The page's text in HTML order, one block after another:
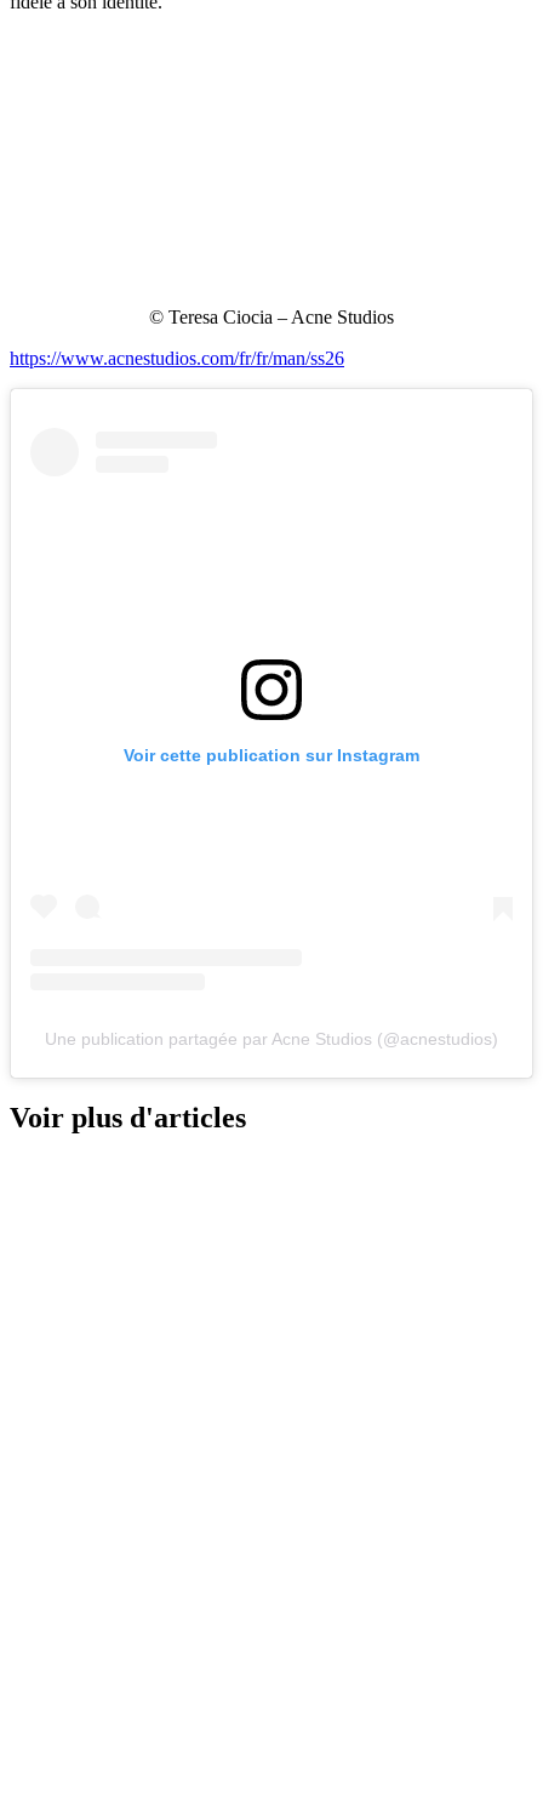
© Teresa Ciocia – Acne Studios
https://www.acnestudios.com/fr/fr/man/ss26
Voir cette publication sur Instagram
Une publication partagée par Acne Studios (@acnestudios)
Voir plus d'articles